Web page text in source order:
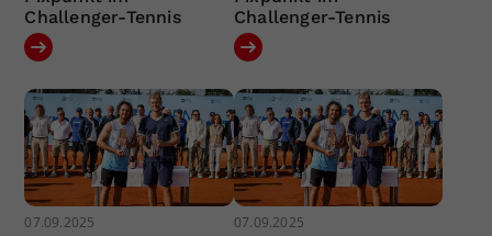
Challenger-Tennis
Challenger-Tennis
07.09.2025 07.09.2025